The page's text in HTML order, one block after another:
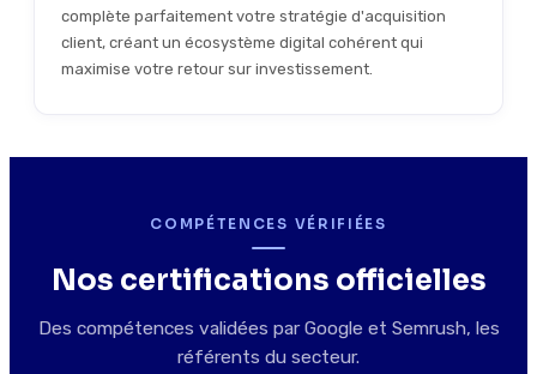
complète parfaitement votre stratégie d'acquisition
client, créant un écosystème digital cohérent qui
maximise votre retour sur investissement.
COMPÉTENCES VÉRIFIÉES
Nos certifications officielles
Des compétences validées par Google et Semrush, les
référents du secteur.